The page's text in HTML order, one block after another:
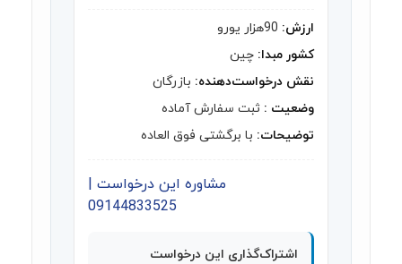
ارزش:
کشور مبدا: چین
نقش درخواست‌دهنده: بازرگان
وضعیت : ثبت سفارش آماده
توضیحات: با برگشتی فوق العاده
مشاوره این درخواست |
09144833525
اشتراک‌گذاری این درخواست